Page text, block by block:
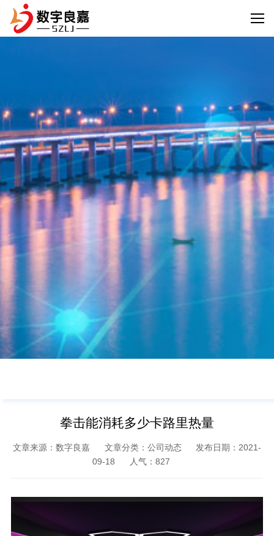
拳击能消耗多少卡路里热量
文章来源：数字良嘉 文章分类：公司动态
发布日期：2021-
09-18
人气： 827